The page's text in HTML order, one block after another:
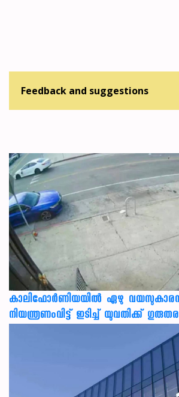
Feedback and suggestions
കാലിഫോര്‍ണിയയില്‍ ഏഴു വയസുകാരന്‍
നിയന്ത്രണംവിട്ട് ഇടിച്ച് യുവതിക്ക്